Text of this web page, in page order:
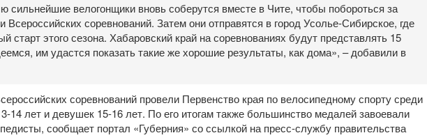
сильнейшие велогонщики вновь соберутся вместе в Чите, чтобы побороться за
соревнований. Затем они отправятся в город Усолье-Сибирское, где
старт этого сезона. Хабаровский край на соревнованиях будут представлять 15
им удастся показать такие же хорошие результаты, как дома», – добавили в
соревнований провели Первенство края по велосипедному спорту среди
14 лет и девушек 15-16 лет. По его итогам также большинство медалей завоевали
сообщает портал «Губерния» со ссылкой на пресс-службу правительства